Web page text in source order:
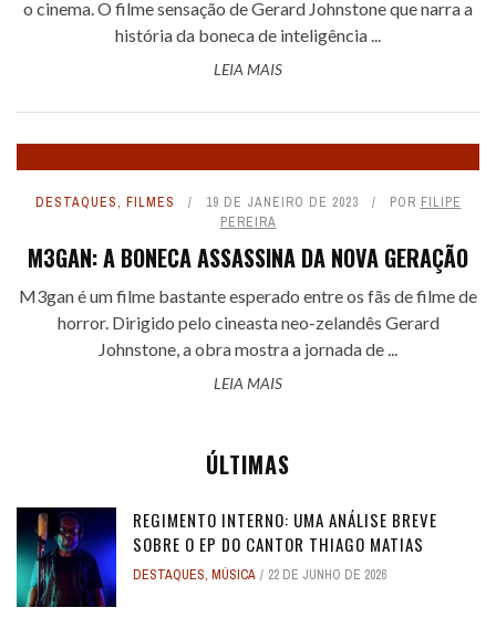
o cinema. O filme sensação de Gerard Johnstone que narra a
história da boneca de inteligência ...
LEIA MAIS
DESTAQUES, FILMES 19 DE JANEIRO DE 2023 POR FILIPE
PEREIRA
M3GAN: A BONECA ASSASSINA DA NOVA GERAÇÃO
M3gan é um filme bastante esperado entre os fãs de filme de
horror. Dirigido pelo cineasta neo-zelandês Gerard
Johnstone, a obra mostra a jornada de ...
LEIA MAIS
ÚLTIMAS
REGIMENTO INTERNO: UMA ANÁLISE BREVE
SOBRE O EP DO CANTOR THIAGO MATIAS
DESTAQUES, MÚSICA 22 DE JUNHO DE 2026